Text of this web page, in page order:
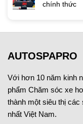
chính thức
AUTOSPAPRO
Với hơn 10 năm kinh
phẩm Chăm sóc xe
thành một siêu thị
nhất Việt Nam.